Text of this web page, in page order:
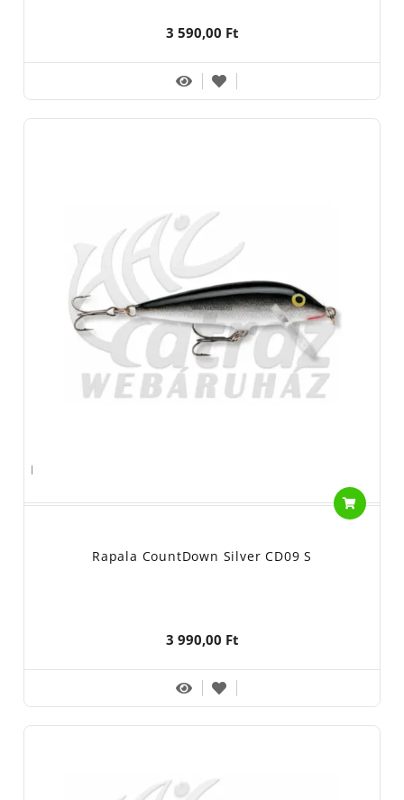
3 590,00 Ft
Rapala CountDown Silver CD09 S
3 990,00 Ft